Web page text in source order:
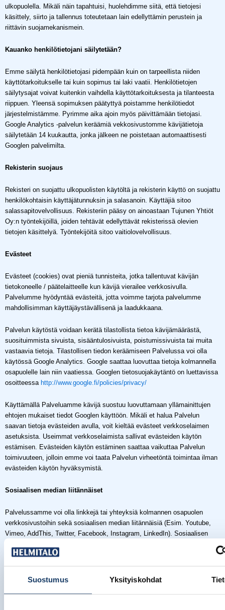
Suostumus Yksityiskohdat
ulkopuolella. Mikäli näin tapahtuisi, huolehdimme siitä, että tietojesi
käsittely, siirto ja tallennus toteutetaan lain edellyttämin perustein ja
riittävin suojamekanismein.
Kauanko henkilötietojani säilytetään?
Emme säilytä henkilötietojasi pidempään kuin on tarpeellista niiden
käyttötarkoitukselle tai kuin sopimus tai laki vaatii. Henkilötietojen
säilytysajat voivat kuitenkin vaihdella käyttötarkoituksesta ja tilanteesta
riippuen. Yleensä sopimuksen päätyttyä poistamme henkilötiedot
järjestelmistämme. Pyrimme aika ajoin myös päivittämään tietojasi.
Google Analytics -palvelun keräämiä vekkosivustomme kävijätietoja
säilytetään 14 kuukautta, jonka jälkeen ne poistetaan automaattisesti
Googlen palvelimilta.
Rekisterin suojaus
Rekisteri on suojattu ulkopuolisten käytöltä ja rekisterin käyttö on suojattu
henkilökohtaisin käyttäjätunnuksin ja salasanoin. Käyttäjiä sitoo
salassapitovelvollisuus. Rekisteriin pääsy on ainoastaan Tujunen Yhtiöt
Oy:n työntekijöillä, joiden tehtävät edellyttävät rekisterissä olevien
tietojen käsittelyä. Työntekijöitä sitoo vaitiolovelvollisuus.
Evästeet
Evästeet (cookies) ovat pieniä tunnisteita, jotka tallentuvat kävijän
tietokoneelle / päätelaitteelle kun kävijä vierailee verkkosivulla.
Palvelumme hyödyntää evästeitä, jotta voimme tarjota palvelumme
mahdollisimman käyttäjäystävällisenä ja laadukkaana.
Palvelun käytöstä voidaan kerätä tilastollista tietoa kävijämäärästä,
suosituimmista sivuista, sisääntulosivuista, poistumissivuista tai muita
vastaavia tietoja. Tilastollisen tiedon keräämiseen Palvelussa voi olla
käytössä Google Analytics. Google saattaa luovuttaa tietoja kolmannella
osapuolelle lain niin vaatiessa. Googlen tietosuojakäytäntö on luettavissa
osoitteessa http://www.google.fi/policies/privacy/
Käyttämällä Palveluamme kävijä suostuu luovuttamaan yllämainittujen
ehtojen mukaiset tiedot Googlen käyttöön. Mikäli et halua Palvelun
saavan tietoja evästeiden avulla, voit kieltää evästeet verkkoselaimen
asetuksista. Useimmat verkkoselaimista sallivat evästeiden käytön
estämisen. Evästeiden käytön estäminen saattaa vaikuttaa Palvelun
toimivuuteen, jolloin emme voi taata Palvelun virheetöntä toimintaa ilman
evästeiden käytön hyväksymistä.
Sosiaalisen median liitännäiset
Palvelussamme voi olla linkkejä tai yhteyksiä kolmannen osapuolen
verkkosivustoihin sekä sosiaalisen median liitännäisiä (Esim. Youtube,
Vimeo, AddThis, Twitter, Facebook, Instagram, LinkedIn). Sosiaalisen
kyseisille sosiaalisen median palveluntarjoajille. Liitännäisen avatessasi
saatat sallia kolmansien osapuolten verkkosivujen evästeiden
tallentumisen tietokoneellesi, jolloin näiden hallinnoijat voivat seurata
sivun käyttöä, mikäli olet kirjautunut kyseisen palveluntarjoajan
sosiaaliseen mediaan. Näihin Palvelussa oleviin kolmannen osapuolen